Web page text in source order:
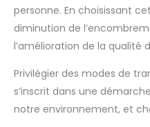
personne. En choisissant
diminution de
l’amélioration de la qualité
Privilégier des modes de
s’inscrit dans une
notre environnement, et